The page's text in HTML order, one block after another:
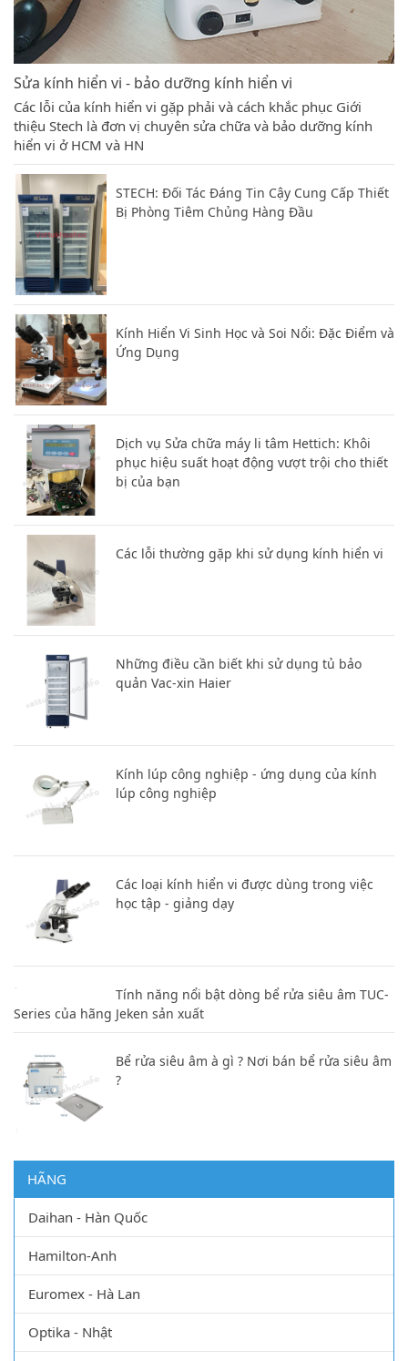
Sửa kính hiển vi - bảo dưỡng kính hiển vi
Các lỗi của kính hiển vi gặp phải và cách khắc phục Giới
thiệu Stech là đơn vị chuyên sửa chữa và bảo dưỡng kính
hiển vi ở HCM và HN
STECH: Đối Tác Đáng Tin Cậy Cung Cấp Thiết
Bị Phòng Tiêm Chủng Hàng Đầu
Kính Hiển Vi Sinh Học và Soi Nổi: Đặc Điểm và
Ứng Dụng
Dịch vụ Sửa chữa máy li tâm Hettich: Khôi
phục hiệu suất hoạt động vượt trội cho thiết
bị của bạn
Các lỗi thường gặp khi sử dụng kính hiển vi
Những điều cần biết khi sử dụng tủ bảo
quản Vac-xin Haier
Kính lúp công nghiệp - ứng dụng của kính
lúp công nghiệp
Các loại kính hiển vi được dùng trong việc
học tập - giảng dạy
Tính năng nổi bật dòng bể rửa siêu âm TUC-
Series của hãng Jeken sản xuất
HÃNG
Daihan - Hàn Quốc
Hamilton-Anh
Euromex - Hà Lan